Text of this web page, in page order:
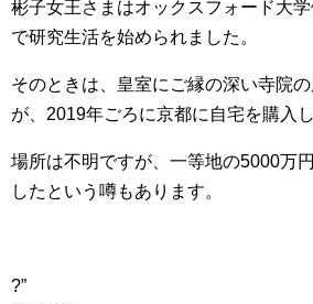
彬子女王さまはオックスフォード大
で研究生活を始められました。
そのときは、皇室にご縁の深い寺院
が、2019年ごろに京都に自宅を購入し
場所は不明ですが、一等地の5000万
したという噂もあります。
?”